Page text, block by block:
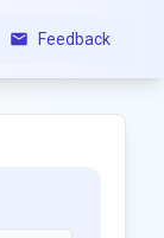
Feedback